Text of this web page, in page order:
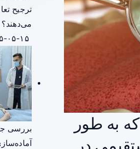
به طور
در
ترجیح
می‌دهند؟
بررسی